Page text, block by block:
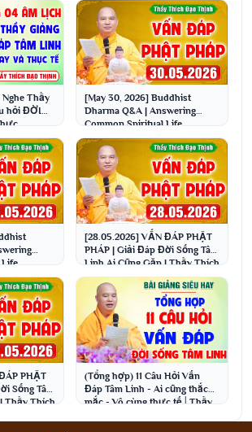
Thầy
hỏi ĐỜI
Thịnh
[May 30, 2026] Buddhist
Dharma Q&A | Answering
Common Spiritual Life
Questions | Venerable Thich ...
Life
Thich ...
[28.05.2026] VẤN ĐÁP PHẬT
PHÁP | Giải Đáp Đời Sống Tâm
Linh Ai Cũng Gặp | Thầy Thích
Đạo Thịnh
PHẬT
Sống Tâm
Thầy Thích
(Tổng hợp) 11 Câu Hỏi Vấn
Đáp Tâm Linh - Ai cũng thắc
mắc - Vô cùng thực tế│Thầy